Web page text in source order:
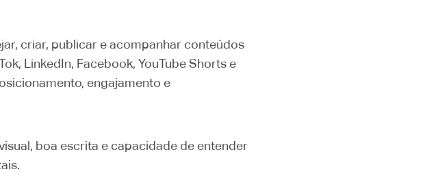
criar, publicar e acompanhar conteúdos
LinkedIn, Facebook, YouTube Shorts e
engajamento e
boa escrita e capacidade de entender